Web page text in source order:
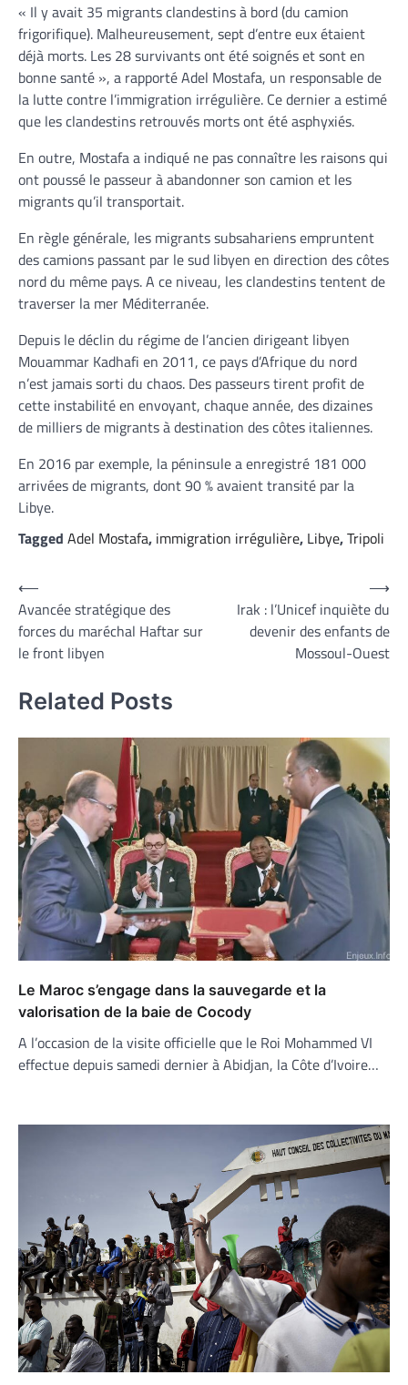
« Il y avait 35 migrants clandestins à bord (du camion
frigorifique). Malheureusement, sept d’entre eux étaient
déjà morts. Les 28 survivants ont été soignés et sont en
bonne santé », a rapporté Adel Mostafa, un responsable de
la lutte contre l’immigration irrégulière. Ce dernier a estimé
que les clandestins retrouvés morts ont été asphyxiés.
En outre, Mostafa a indiqué ne pas connaître les raisons qui
ont poussé le passeur à abandonner son camion et les
migrants qu’il transportait.
En règle générale, les migrants subsahariens empruntent
des camions passant par le sud libyen en direction des côtes
nord du même pays. A ce niveau, les clandestins tentent de
traverser la mer Méditerranée.
Depuis le déclin du régime de l’ancien dirigeant libyen
Mouammar Kadhafi en 2011, ce pays d’Afrique du nord
n’est jamais sorti du chaos. Des passeurs tirent profit de
cette instabilité en envoyant, chaque année, des dizaines
de milliers de migrants à destination des côtes italiennes.
En 2016 par exemple, la péninsule a enregistré 181 000
arrivées de migrants, dont 90 % avaient transité par la
Libye.
Tagged Adel Mostafa, immigration irrégulière, Libye,Tripoli
Navigation
de
l’article
⟵
Avancée stratégique des
forces du maréchal Haftar sur
le front libyen
Irak : l’Unicef inquiète du
devenir des enfants de
Mossoul-Ouest
⟶
Related Posts
Le Maroc s’engage dans la sauvegarde et la
valorisation de la baie de Cocody
A l’occasion de la visite officielle que le Roi Mohammed VI
effectue depuis samedi dernier à Abidjan, la Côte d’Ivoire…